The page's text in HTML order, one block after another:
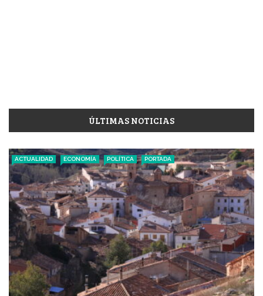
ÚLTIMAS NOTICIAS
ACTUALIDAD ECONOMÍA POLÍTICA PORTADA